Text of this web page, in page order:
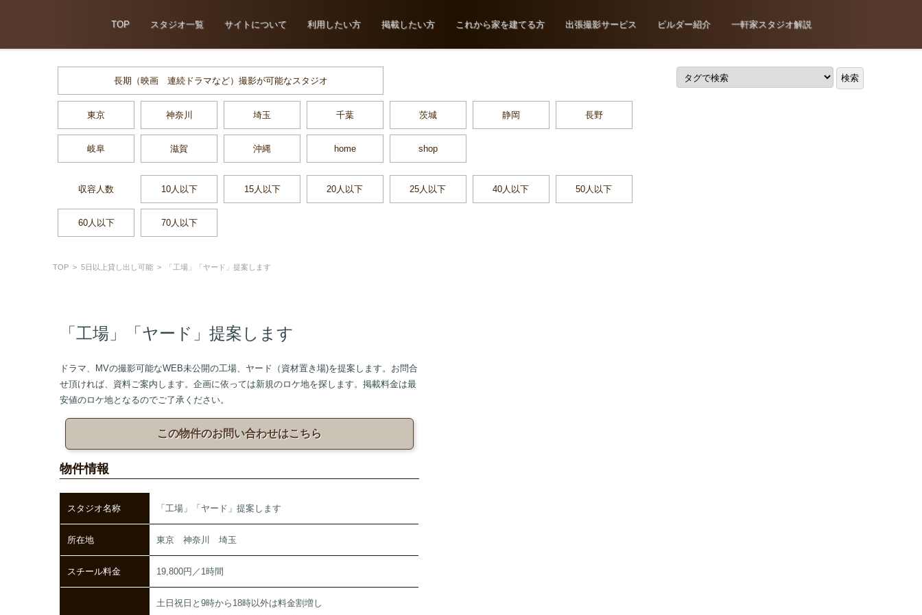
TOP スタジオ一覧 サイトについて 利用したい方 掲載したい方 これから家を建てる方 出張撮影サービス ビルダー紹介 一軒家スタジオ解説
長期（映画 連続ドラマなど）撮影が可能なスタジオ
東京 神奈川 埼玉 千葉 茨城 静岡 長野
岐阜 滋賀 沖縄 home shop
収容人数 10人以下 15人以下 20人以下 25人以下 40人以下 50人以下
60人以下 70人以下
TOP > 5日以上貸し出し可能 > 「工場」「ヤード」提案します
「工場」「ヤード」提案します
ドラマ、MVの撮影可能なWEB未公開の工場、ヤード（資材置き場)を提案します。お問合
せ頂ければ、資料ご案内します。企画に依っては新規のロケ地を探します。掲載料金は最
安値のロケ地となるのでご了承ください。
この物件のお問い合わせはこちら
物件情報
スタジオ名称 「工場」「ヤード」提案します
所在地 東京 神奈川 埼玉
スチール料金 19,800円／1時間
土日祝日と9時から18時以外は料金割増し